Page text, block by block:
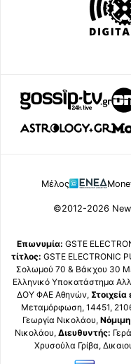
Μέλος
©2012-2026
Επωνυμία: GSTE
τίτλος: GSTE ELECTRONIC
Σολωμού 70 & Βάκχου 30
Ελληνικό Υποκατάστημα
ΔΟΥ ΦΑΕ Αθηνών,
Μεταμόρφωση, 14451,
Γεωργία Νικολάου,
Νικολάου, Διευθυντής:
Χρυσούλα Γρίβα,